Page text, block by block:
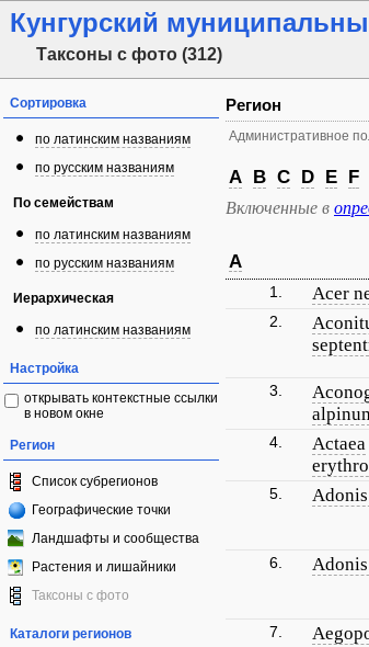
Кунгурский
Таксоны с фото (312)
Сортировка
по латинским названиям
по русским названиям
По семействам
по латинским названиям
по русским названиям
Иерархическая
по латинским названиям
Настройка
открывать контекстные ссылки
в новом окне
Регион
Список субрегионов
Географические точки
Ландшафты и сообщества
Растения и лишайники
Таксоны с фото
Каталоги регионов
Регион
Административное
A B C D E F
Включенные в
A
1. Acer
2.
3.
4.
Actaea
5.
6.
7.